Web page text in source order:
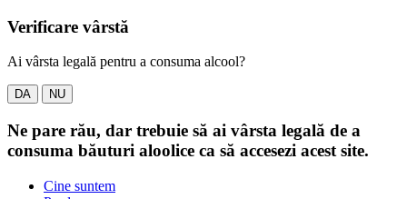
Verificare vârstă
Ai vârsta legală pentru a consuma alcool?
DA NU
Ne pare rău, dar trebuie să ai vârsta legală de a
consuma băuturi aloolice ca să accesezi acest site.
Cine suntem